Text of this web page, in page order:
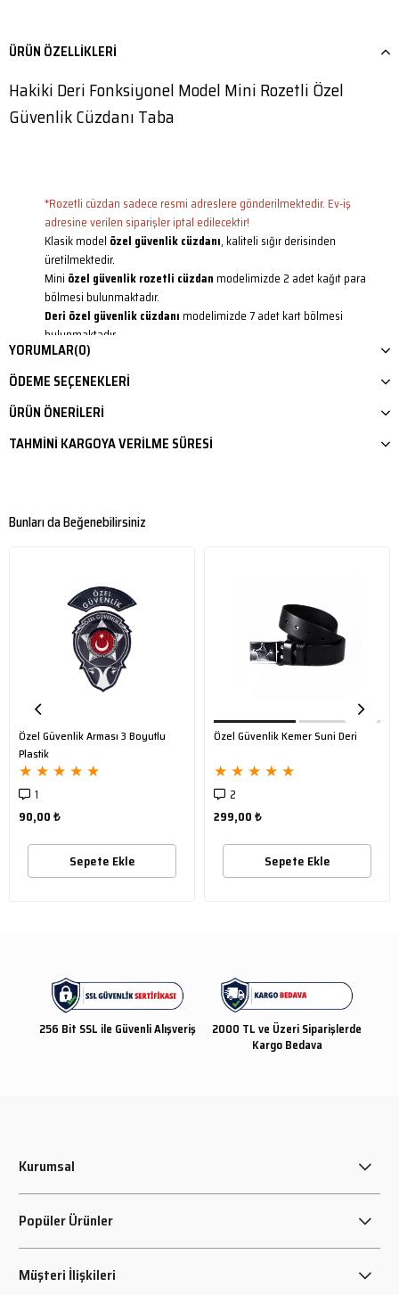
ÜRÜN ÖZELLIKLERI
Hakiki Deri Fonksiyonel Model Mini Rozetli Özel
Güvenlik Cüzdanı Taba
*Rozetli cüzdan sadece resmi adreslere gönderilmektedir. Ev-iş
adresine verilen siparişler iptal edilecektir!
Klasik model özel güvenlik cüzdanı, kaliteli sığır derisinden
üretilmektedir.
Mini özel güvenlik rozetli cüzdan modelimizde 2 adet kağıt para
bölmesi bulunmaktadır.
Deri özel güvenlik cüzdanı modelimizde 7 adet kart bölmesi
bulunmaktadır.
2 adet büyük şeffaf kimlik ve ehliyet bölmesi, 1 adet standart kimlik
bölmesi sayesinde resmi kimliklerin taşınmasını kolaylaştırır ve
pratiklik sağlar.
Ayrıca 1 adet çıtçıtlı kapalı bölmesi mevcuttur. Bozuk para, sim kart, sim
Özellikle güvenlik ve kamu hizmeti alanlarında görev yapan
bir kullanım imkanı sunar.
NOT: Rozetli ürünler sadece resmi görevlilere satılmaktadır. Sadece
emniyet, polis okulu, jandarma karakolu, askeri birlik ve resmi kurum
adreslerine gönderilmektedir. Sivil kişilerin satın alması durumunda
sipariş iptal edilecektir.
YORUMLAR(0)
ÖDEME SEÇENEKLERI
ÜRÜN ÖNERILERI
TAHMINI KARGOYA VERILME SÜRESI
Bunları da Beğenebilirsiniz
Özel Güvenlik Arması 3 Boyutlu
Plastik
★ ★ ★ ★ ★
1
90,00 ₺
Sepete Ekle
Özel Güvenlik Kemer Suni Deri
★ ★ ★ ★ ★
2
299,00 ₺
Sepete Ekle
256 Bit SSL ile Güvenli Alışveriş
2000 TL ve Üzeri Siparişlerde
Kargo Bedava
Kurumsal
Popüler Ürünler
Müşteri İlişkileri